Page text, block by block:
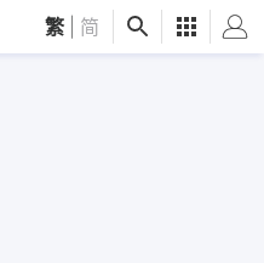
繁 简